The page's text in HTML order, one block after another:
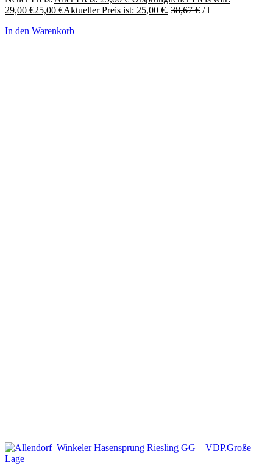
29,00 €25,00 €Aktueller Preis ist: 25,00 €. 38,67€ /l
In den Warenkorb